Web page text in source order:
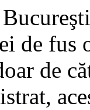
de fus
de